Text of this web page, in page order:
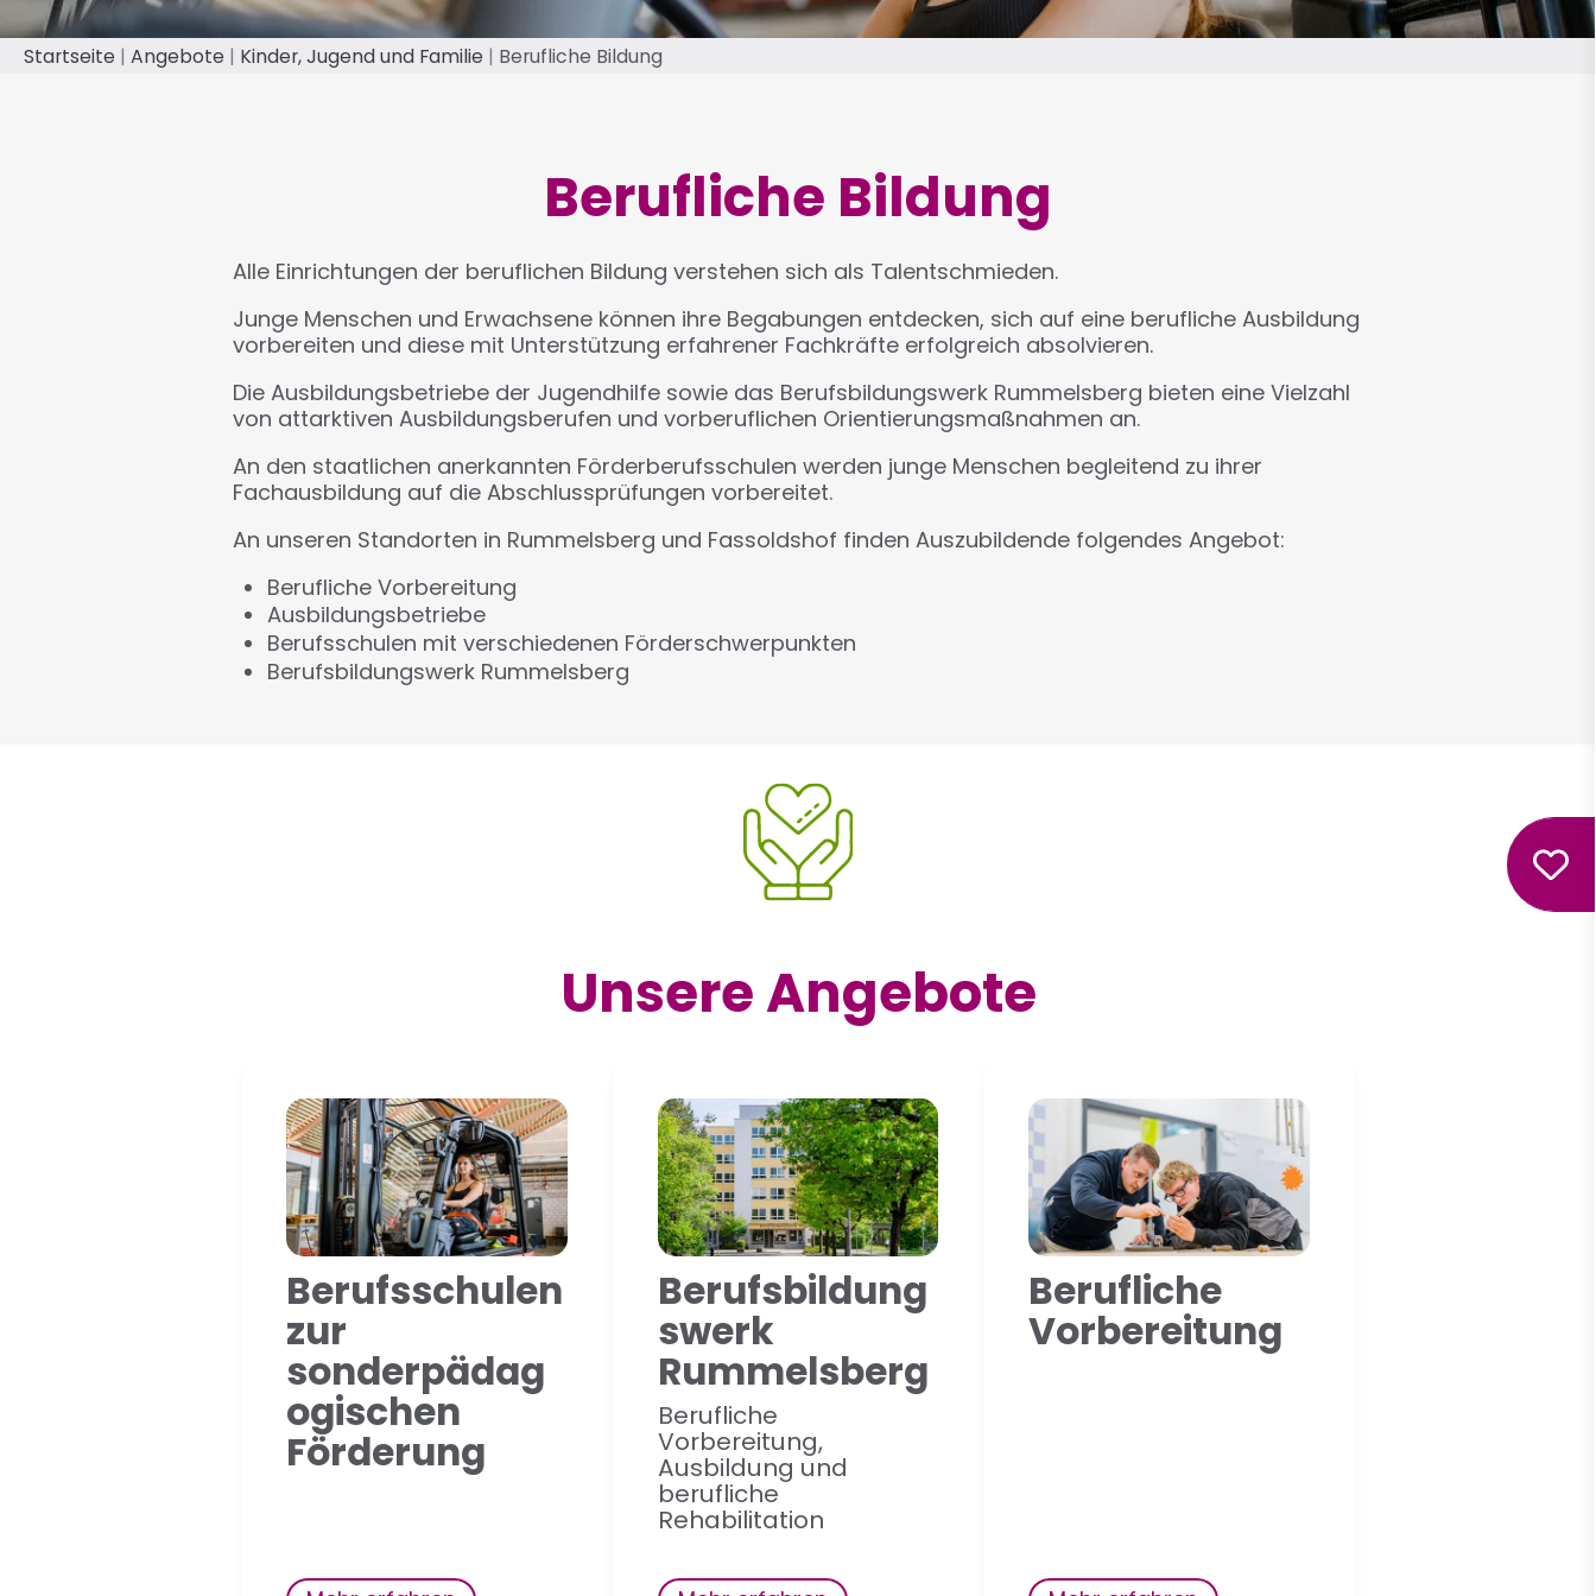
Startseite Angebote Kinder, Jugend und Familie Berufliche Bildung
Berufliche Bildung
Alle Einrichtungen der beruflichen Bildung verstehen sich als Talentschmieden.
Junge Menschen und Erwachsene können ihre Begabungen entdecken, sich auf eine berufliche Ausbildung
vorbereiten und diese mit Unterstützung erfahrener Fachkräfte erfolgreich absolvieren.
Die Ausbildungsbetriebe der Jugendhilfe sowie das Berufsbildungswerk Rummelsberg bieten eine Vielzahl
von attarktiven Ausbildungsberufen und vorberuflichen Orientierungsmaßnahmen an.
An den staatlichen anerkannten Förderberufsschulen werden junge Menschen begleitend zu ihrer
Fachausbildung auf die Abschlussprüfungen vorbereitet.
An unseren Standorten in Rummelsberg und Fassoldshof finden Auszubildende folgendes Angebot:
Berufliche Vorbereitung
Ausbildungsbetriebe
Berufsschulen mit verschiedenen Förderschwerpunkten
Berufsbildungswerk Rummelsberg
Unsere Angebote
Berufsschulen
zur
sonderpädag
ogischen
Förderung
Berufsbildung
swerk
Rummelsberg
Berufliche
Vorbereitung,
Ausbildung und
berufliche
Rehabilitation
Berufliche
Vorbereitung